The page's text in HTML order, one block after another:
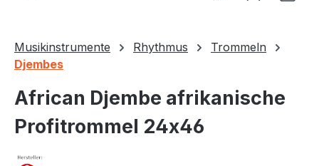
Musikinstrumente Rhythmus
Trommeln
Djembes
African Djembe afrikanische
Profitrommel 24x46